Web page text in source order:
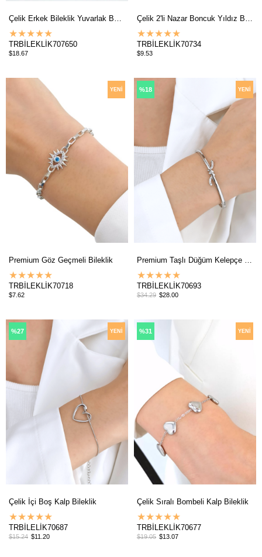
★★★★★
TRBİLEKLİK707650
$18.67
★★★★★
TRBİLEKLİK70734
$9.53
Premium Göz Geçmeli Bileklik
★★★★★
TRBİLEKLİK70718
$7.62
YENI
★★★★★
TRBİLEKLİK70693
$28.00
$34.29
%18 YENI
Çelik İçi Boş Kalp Bileklik
★★★★★
TRBİLELİK70687
$11.20
$15.24
%27 YENI
Çelik Sıralı Bombeli Kalp Bileklik
★★★★★
TRBİLEKLİK70677
$13.07
$19.05
%31 YENI